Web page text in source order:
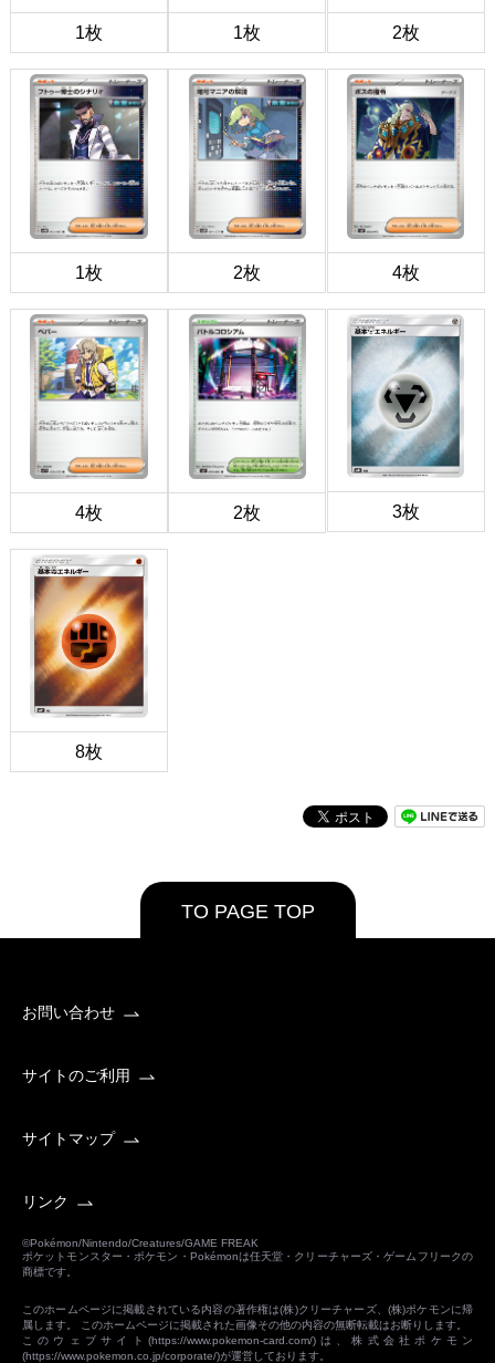
1枚 1枚 2枚
1枚 2枚 4枚
4枚 2枚 3枚
8枚
TO PAGE TOP
お問い合わせ
サイトのご利用
サイトマップ
リンク
©Pokémon/Nintendo/Creatures/GAME FREAK
ポケットモンスター・ポケモン・Pokémonは任天堂・クリーチャーズ・ゲームフリークの
商標です。
このホームページに掲載されている内容の著作権は(株)クリーチャーズ、(株)ポケモンに帰
属します。 このホームページに掲載された画像その他の内容の無断転載はお断りします。
このウェブサイト(https://www.pokemon-card.com/)は、株式会社ポケモン
(https://www.pokemon.co.jp/corporate/)が運営しております。